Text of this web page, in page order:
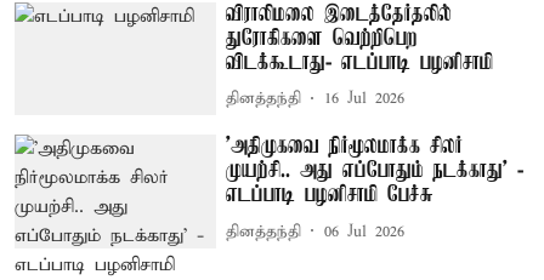
விராலிமலை இடைத்தேர்தலில்
துரோகிகளை வெற்றிபெற
விடக்கூடாது- எடப்பாடி பழனிசாமி
தினத்தந்தி 16 Jul 2026
’அதிமுகவை நிர்மூலமாக்க சிலர்
முயற்சி.. அது எப்போதும் நடக்காது’ -
எடப்பாடி பழனிசாமி பேச்சு
தினத்தந்தி 06 Jul 2026